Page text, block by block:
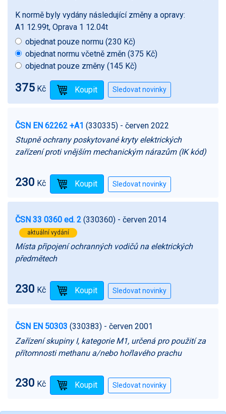
K normě byly vydány následující změny a opravy:
A1 12.99t, Oprava 1 12.04t
objednat pouze normu (230 Kč)
objednat normu včetně změn (375 Kč)
objednat pouze změny (145 Kč)
375 Kč
ČSN EN 62262 +A1 (330335) - červen 2022
Stupně ochrany poskytované kryty elektrických
zařízení proti vnějším mechanickým nárazům (IK kód)
230 Kč
ČSN 33 0360 ed. 2 (330360) - červen 2014
aktuální vydání
Místa připojení ochranných vodičů na elektrických
předmětech
230 Kč
ČSN EN 50303 (330383) - červen 2001
Zařízení skupiny I, kategorie M1, určená pro použití za
přítomnosti methanu a/nebo hořlavého prachu
230 Kč